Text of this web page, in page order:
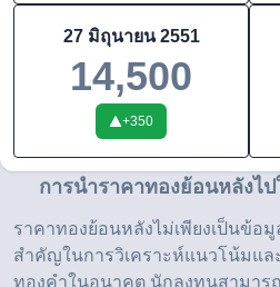
27 มิถุนายน 2551
14,500
+350
การนำราคาทองย้อนหลังไ
ราคาทองย้อนหลังไม่เพียงเป็นข้อมู
สำคัญในการวิเคราะห์แนวโน้มแ
ทองคำในอนาคต นักลงทุนสามาร